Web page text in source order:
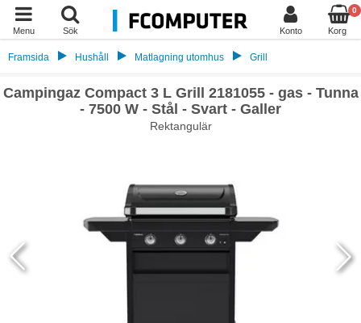
Menu Sök Konto
0
Korg
Framsida Hushåll Matlagning utomhus Grill
Campingaz Compact 3 L Grill 2181055 - gas - Tunna
- 7500 W - Stål - Svart - Galler
Rektangulär